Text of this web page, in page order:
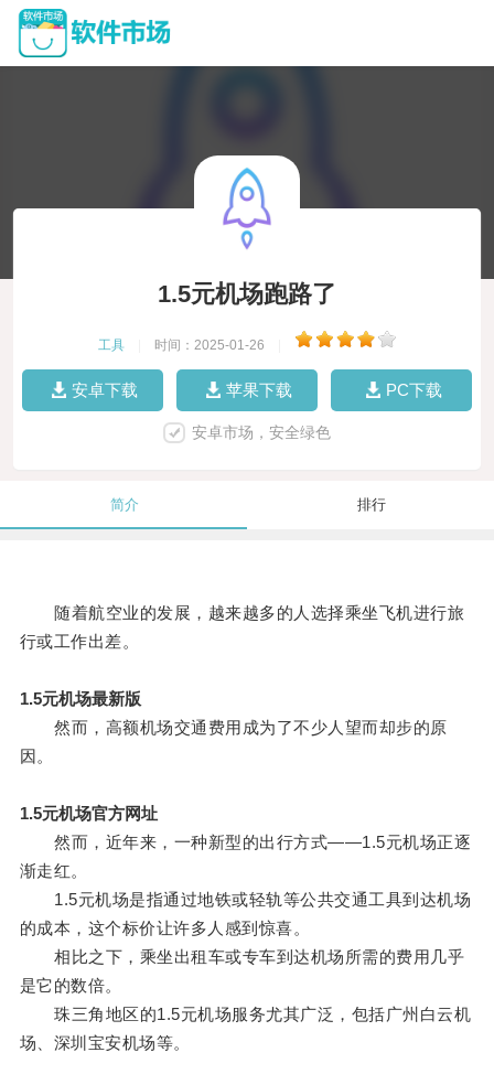
1.5元机场跑路了
工具 时间：2025-01-26
安卓下载 苹果下载 PC下载
安卓市场，安全绿色
简介 排行
随着航空业的发展，越来越多的人选择乘坐飞机进行旅
行或工作出差。
1.5元机场最新版
然而，高额机场交通费用成为了不少人望而却步的原
因。
1.5元机场官方网址
然而，近年来，一种新型的出行方式——1.5元机场正逐
渐走红。
1.5元机场是指通过地铁或轻轨等公共交通工具到达机场
的成本，这个标价让许多人感到惊喜。
相比之下，乘坐出租车或专车到达机场所需的费用几乎
是它的数倍。
珠三角地区的1.5元机场服务尤其广泛，包括广州白云机
场、深圳宝安机场等。